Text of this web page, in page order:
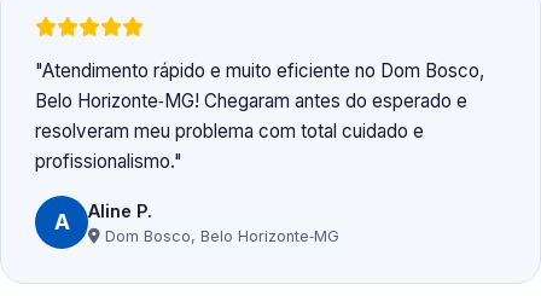
Atendimento rápido e muito eficiente no Dom Bosco,
Belo Horizonte‑MG! Chegaram antes do esperado e
resolveram meu problema com total cuidado e
profissionalismo.
A Aline P.
Dom Bosco, Belo Horizonte‑MG